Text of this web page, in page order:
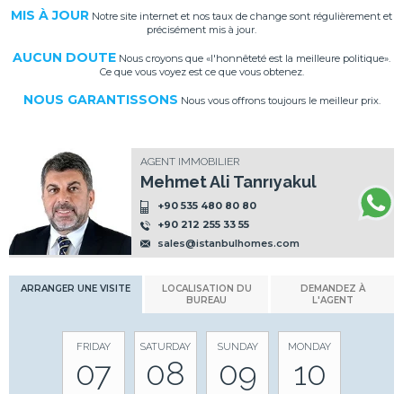
MIS À JOUR Notre site internet et nos taux de change sont régulièrement et
précisément mis à jour.
AUCUN DOUTE Nous croyons que «l'honnêteté est la meilleure politique».
Ce que vous voyez est ce que vous obtenez.
NOUS GARANTISSONS Nous vous offrons toujours le meilleur prix.
AGENT IMMOBILIER
Mehmet Ali Tanrıyakul
+90 535 480 80 80
+90 212 255 33 55
sales@istanbulhomes.com
ARRANGER UNE VISITE
LOCALISATION DU
BUREAU
DEMANDEZ À
L'AGENT
FRIDAY
07
SATURDAY
08
SUNDAY
09
MONDAY
10